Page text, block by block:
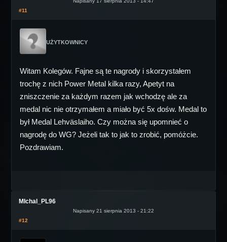
#11
UŻYTKOWNICY
Witam Kolegów. Fajne są te nagrody i skorzystałem
trochę z nich Power Metal kilka razy, Apetyt na
zniszczenie za każdym razem jak wchodzę ale za
medal nic nie otrzymałem a miało być 5x dośw. Medal to
był Medal Lehväslaiho. Czy można się upomnieć o
nagrodę do WG? Jeżeli tak to jak to zrobić, pomóżcie.
Pozdrawiam.
MIchal_PL96
Napisany 21 sierpnia 2013 - 21:22
#12